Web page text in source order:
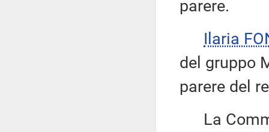
parere.
Ilaria
del gruppo
parere del
La